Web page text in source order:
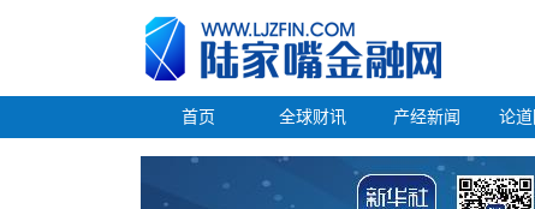
首页 全球财讯 产经新闻 论